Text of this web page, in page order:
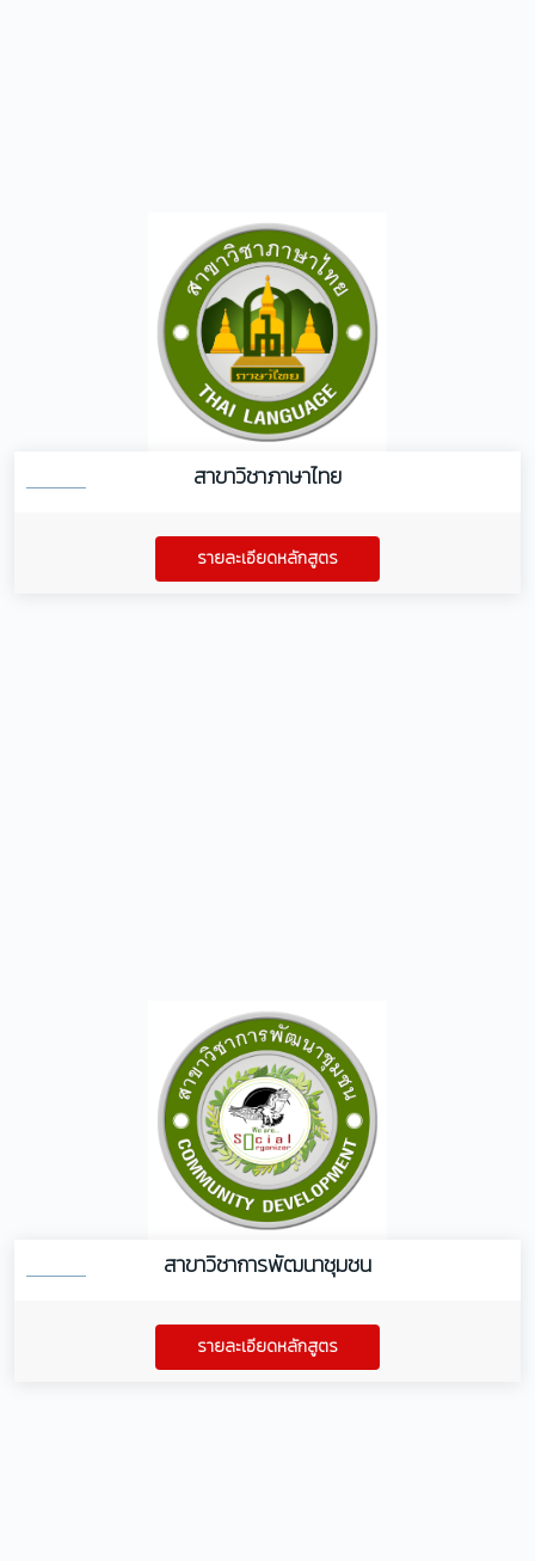
สาขาวิชาภาษาไทย
รายละเอียดหลักสูตร
สาขาวิชาการพัฒนาชุมชน
รายละเอียดหลักสูตร